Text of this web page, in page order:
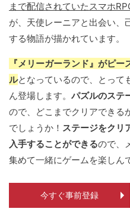
まで配信されていたスマホ
が、天使レーニアと出会い、
する物語が描かれています。
『メリーガーランド』がピ
ルとなっているので、とって
ん登場します。 パズルのステ
ので、どこまでクリアできる
でしょうか！ ステージをクリ
入手することができるので、
集めて一緒にゲームを楽しん
今すぐ事前登録